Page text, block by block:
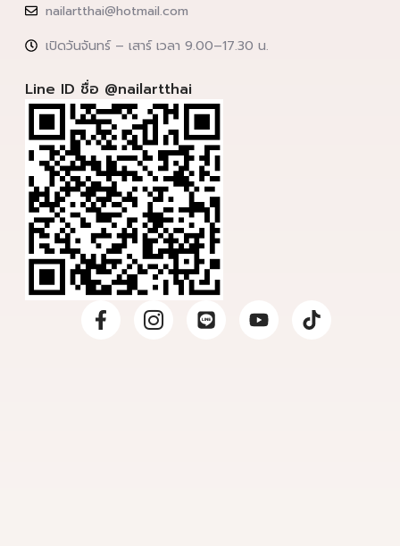
nailartthai@hotmail.com
เปิดวันจันทร์ – เสาร์ เวลา 9.00–17.30 น.
Line ID ชื่อ @nailartthai